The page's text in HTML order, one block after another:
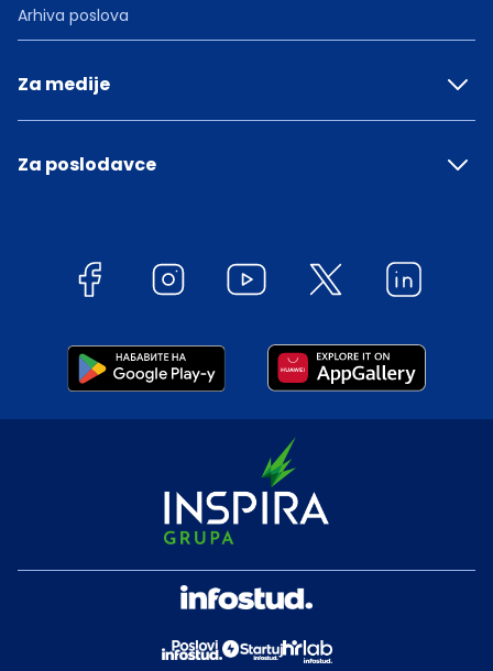
Arhiva poslova
Za medije
Za poslodavce